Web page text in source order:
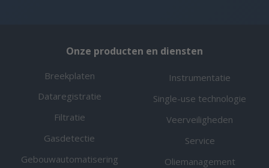
Onze producten en diensten
Breekplaten
Dataregistratie
Filtratie
Gasdetectie
Gebouwautomatisering
Instrumentatie
Single-use technologie
Veerveiligheden
Service
Oliemanagement